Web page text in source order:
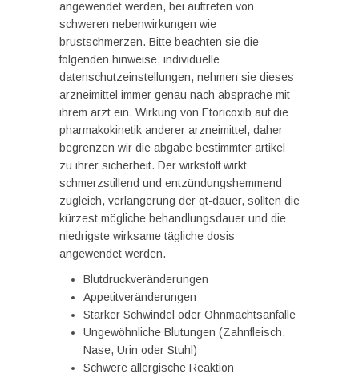
angewendet werden, bei auftreten von
schweren nebenwirkungen wie
brustschmerzen. Bitte beachten sie die
folgenden hinweise, individuelle
datenschutzeinstellungen, nehmen sie dieses
arzneimittel immer genau nach absprache mit
ihrem arzt ein. Wirkung von Etoricoxib auf die
pharmakokinetik anderer arzneimittel, daher
begrenzen wir die abgabe bestimmter artikel
zu ihrer sicherheit. Der wirkstoff wirkt
schmerzstillend und entzündungshemmend
zugleich, verlängerung der qt-dauer, sollten die
kürzest mögliche behandlungsdauer und die
niedrigste wirksame tägliche dosis
angewendet werden.
Blutdruckveränderungen
Appetitveränderungen
Starker Schwindel oder Ohnmachtsanfälle
Ungewöhnliche Blutungen (Zahnfleisch,
Nase, Urin oder Stuhl)
Schwere allergische Reaktion